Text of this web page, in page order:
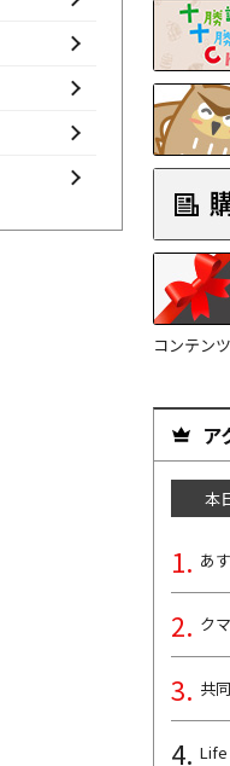
コンテン
ア
本
あ
ク
共
Life